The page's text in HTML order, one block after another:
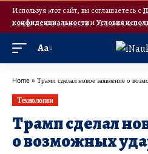
Используя этот сайт, вы соглашаетесь с
конфиденциальностииУсловия
Аа
Home » Трамп сделал новое заявление о
Технологии
Трамп сделал
о возможных